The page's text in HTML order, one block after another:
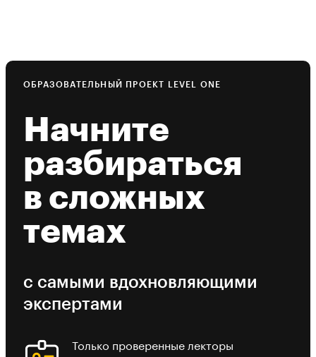
ОБРАЗОВАТЕЛЬНЫЙ ПРОЕКТ LEVEL ONE
Начните
разбираться
в сложных
темах
с самыми вдохновляющими
экспертами
Только проверенные лекторы